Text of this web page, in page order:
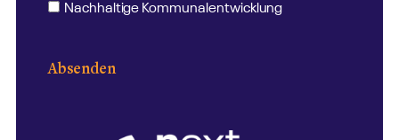
Nachhaltige Kommunalentwicklung
Absenden